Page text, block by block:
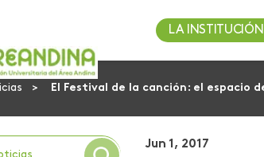
LA INSTITUCIÓN
El Festival de la canción: el espacio
Jun 1, 2017